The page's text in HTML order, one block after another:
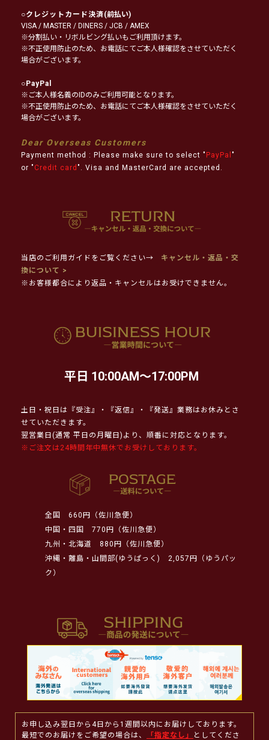
○クレジットカード決済(前払い)
VISA / MASTER / DINERS / JCB / AMEX
※分割払い・リボルビング払いもご利用頂けます。
※不正使用防止のため、お電話にてご本人様確認をさせていただく
場合がございます。
○PayPal
※ご本人様名義のIDのみご利用可能となります。
※不正使用防止のため、お電話にてご本人様確認をさせていただく
場合がございます。
Dear Overseas Customers
Payment method : Please make sure to select " PayPal "
or " Credit card ". Visa and MasterCard are accepted.
当店のご利用ガイドをご覧ください→
キャンセル・返品・交
換について >
※お客様都合により返品・キャンセルはお受けできません。
平日 10:00AM～17:00PM
土日・祝日は『受注』・『返信』・『発送』業務はお休みとさ
せていただきます。
翌営業日(通常 平日の月曜日)より、順番に対応となります。
※ご注文は24時間年中無休でお受けしております。
全国
660円（佐川急便）
中国・四国
770円（佐川急便）
九州・北海道
880円（佐川急便）
沖縄・離島・山間部(ゆうぱっく)
2,057円（ゆうパッ
ク）
お申し込み翌日から4日から1週間以内にお届けしております。
最短でのお届けをご希望の場合は、
「指定なし」
としてくださ